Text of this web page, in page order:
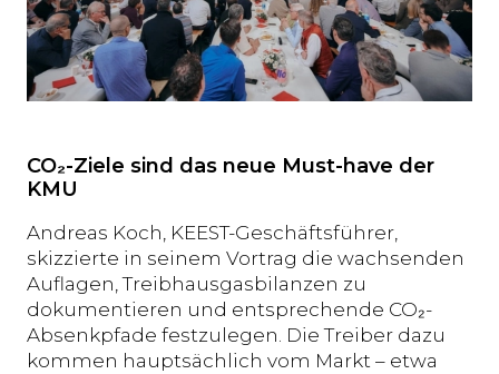
CO₂-Ziele sind das neue Must-have der
KMU
Andreas Koch, KEEST-Geschäftsführer,
skizzierte in seinem Vortrag die wachsenden
Auflagen, Treibhausgasbilanzen zu
dokumentieren und entsprechende CO₂-
Absenkpfade festzulegen. Die Treiber dazu
kommen hauptsächlich vom Markt – etwa